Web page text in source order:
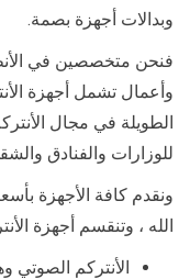
وبدالات أجهزة بصمة.
فنحن متخصصين في
وأعمال تشمل أجهزة
الطويلة في مجال
للوزارات والفنادق
ونقدم كافة الأجهزة
الله ، وتنقسم أجهزة
الأنتركم الصوتي